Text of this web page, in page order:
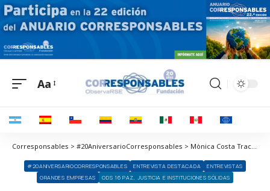
Aa
Corresponsables > #20AniversarioCorresponsables > Mònica Costa Trachsel: “La Sostenibilidad es el motor que impulsa el presente y el futuro de las empresas”
#20ANIVERSARIOCORRESPONSABLES ENTREVISTA DESTACADA
ENTREVISTAS
GRANDES EMPRESAS
ODS 16 PAZ, JUSTICIA E INSTITUCIONES SÓLIDAS